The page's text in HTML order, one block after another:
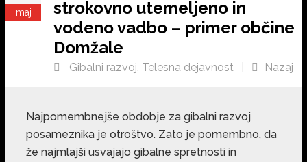
maj
strokovno utemeljeno in
vodeno vadbo – primer občine
Domžale
Gibalni razvoj Telesna dejavnost Nazaj
Najpomembnejše obdobje za gibalni razvoj
posameznika je otroštvo. Zato je pomembno, da
že najmlajši usvajajo gibalne spretnosti in